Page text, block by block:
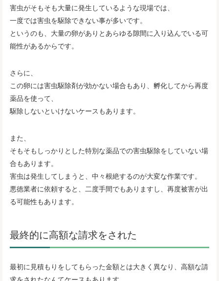
害虫がそもそも大量に発生しているような現場では、
一度では害虫を駆除できない事が多いです。
というのも、大量の卵がありとあらゆる隙間に入り込んでいる可
能性があるからです。
さらに、
この卵には害虫駆除剤が効かない場合もあり、孵化してから再度
薬品を使って、
駆除しないといけないケースもあります。
また、
そもそもしっかりとした特別な薬品での害虫駆除をしていない場
合もあります。
害虫は発生してしまうと、中々根絶するのが大変な作業です。
悪徳業者に依頼すると、二度手間でもありますし、再度被害が出
る可能性もあります。
最終的に高額な請求をされた
最初に見積もりをしてもらった金額とは大きく異なり、高額な請
求をされたなんてケースもあります。